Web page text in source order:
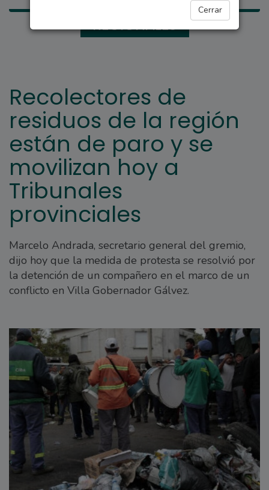
Cerrar
REGIONALES
Recolectores de
residuos de la región
están de paro y se
movilizan hoy a
Tribunales
provinciales
Marcelo Andrada, secretario general del gremio,
dijo hoy que la medida de protesta se resolvió por
la detención de un compañero en el marco de un
conflicto en Villa Gobernador Gálvez.